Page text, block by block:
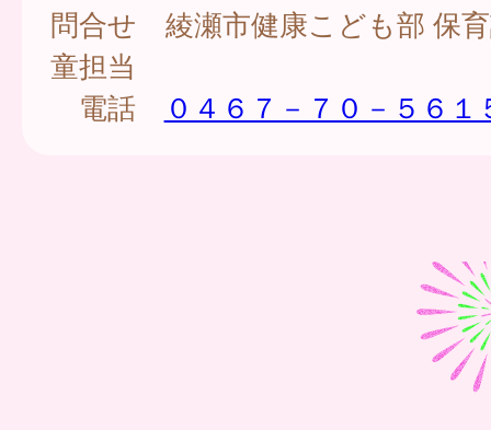
問合せ 綾瀬市健康こども部 保
童担当
電話
０４６７－７０－５６１